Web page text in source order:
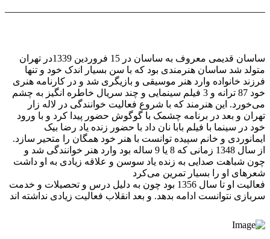
ساسان قدیمی معروف به ساسان در 15 فروردین 1339در تهران
متولد شد ساسان هنرمندی بود که با سن بسیار اندک خود و تنها
فرزند خانواده وارد هنر موسیقی و بازیگری شد و در کارنامه هنری
خود 87 ترانه و 3 فیلم سینمایی و چند سریال خاطره انگیز به چشم
می‌خورد. این هنرمند که با شروع فعالیت خوانندگی در لاله زار
تهران و بعد در برنامه چشمک با گوگوش حضور پیدا کرد و با ورود
خود در سینما با فیلم بابا نان داد با حضور زنده یاد رضا بیک
ایمانوردی و خانم سپیده توانست با هنر خود همگان را متحیر سازد.
از سال 1348 زمانی که 8 یا 9 ساله بود وارد هنر خوانندگی شد و
چون شباهت صدایی به زنده یاد سوسن و علاقه زیادی به او داشت
شعرهای او را بسیار تمرین می‌کرد
فعالیت او تا سال 1356 بود چون به دلیل درس و تحصیلات و خدمت
سربازی نتوانست ادامه بدهد. و بعد انقلاب فعالیت زیادی نداشته اند